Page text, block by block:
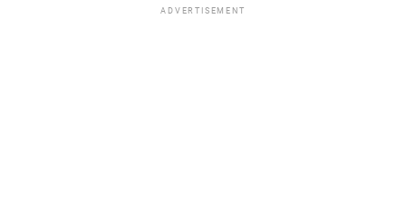
ADVERTISEMENT